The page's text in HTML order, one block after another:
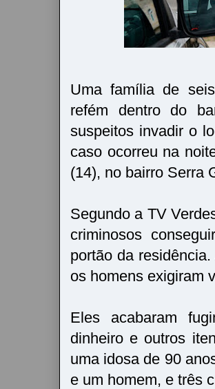
Uma família de
refém dentro do
suspeitos invadir o
caso ocorreu na
(14), no bairro Serra
Segundo a TV
criminosos
portão da
os homens exigiram
Eles acabaram
dinheiro e outros
uma idosa de 90
e um homem, e três